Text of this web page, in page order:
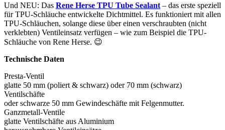
Und NEU: Das Rene Herse TPU Tube Sealant – das erste speziell
für TPU-Schläuche entwickelte Dichtmittel. Es funktioniert mit allen
TPU-Schläuchen, solange diese über einen verschraubten (nicht
verklebten) Ventileinsatz verfügen – wie zum Beispiel die TPU-
Schläuche von Rene Herse. 😉
Technische Daten
Presta-Ventil
glatte 50 mm (poliert & schwarz) oder 70 mm (schwarz)
Ventilschäfte
oder schwarze 50 mm Gewindeschäfte mit Felgenmutter.
Ganzmetall-Ventile
glatte Ventilschäfte aus Aluminium